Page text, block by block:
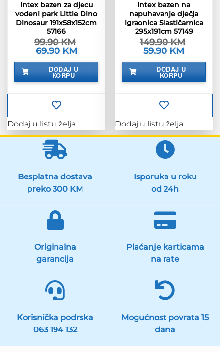
Intex bazen za djecu
vodeni park Little Dino
Dinosaur 191x58x152cm
57166
99.90KM
Izvorna
cijena
bila
99.90 KM.
69.90 KM
je:
69.90 KM.
DODAJ U
KORPU
Dodaj u listu želja
Intex bazen na
napuhavanje dječja
igraonica Slastičarnica
295x191cm 57149
149.90KM
Izvorna
cijena
bila
149.90 KM.
59.90 KM
je:
59.90 KM.
DODAJ U
KORPU
Dodaj u listu želja
Besplatna dostava
preko 300 KM
Isporuka u roku
od 24h
Originalna
garancija
Plaćanje karticama
na rate
Korisnička podrska
063 194 132
Mogućnost povrata 15
dana